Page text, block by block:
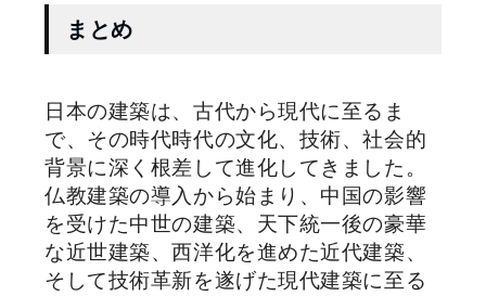
まとめ
日本の建築は、古代から現代に至るま
で、その時代時代の文化、技術、社会的
背景に深く根差して進化してきました。
仏教建築の導入から始まり、中国の影響
を受けた中世の建築、天下統一後の豪華
な近世建築、西洋化を進めた近代建築、
そして技術革新を遂げた現代建築に至る